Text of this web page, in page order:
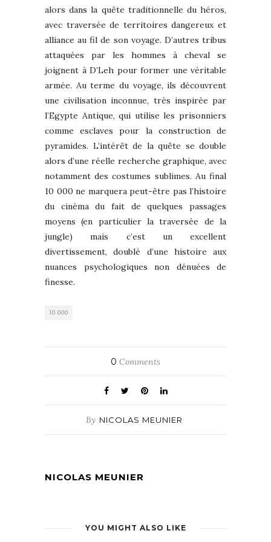
alors dans la quête traditionnelle du héros,
avec traversée de territoires dangereux et
alliance au fil de son voyage. D’autres tribus
attaquées par les hommes à cheval se
joignent à D’Leh pour former une véritable
armée. Au terme du voyage, ils découvrent
une civilisation inconnue, très inspirée par
l’Egypte Antique, qui utilise les prisonniers
comme esclaves pour la construction de
pyramides. L’intérêt de la quête se double
alors d’une réelle recherche graphique, avec
notamment des costumes sublimes. Au final
10 000 ne marquera peut-être pas l’histoire
du cinéma du fait de quelques passages
moyens (en particulier la traversée de la
jungle) mais c’est un excellent
divertissement, doublé d’une histoire aux
nuances psychologiques non dénuées de
finesse.
10 000
0 Comments
By NICOLAS MEUNIER
NICOLAS MEUNIER
YOU MIGHT ALSO LIKE